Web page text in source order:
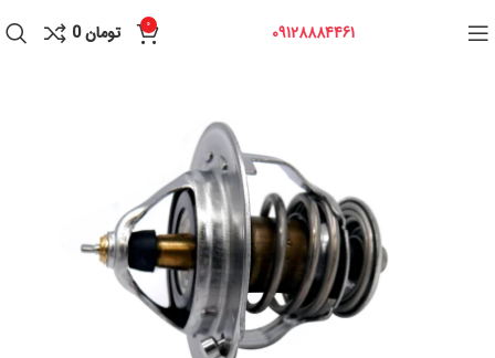
09128884461
0 تومان0